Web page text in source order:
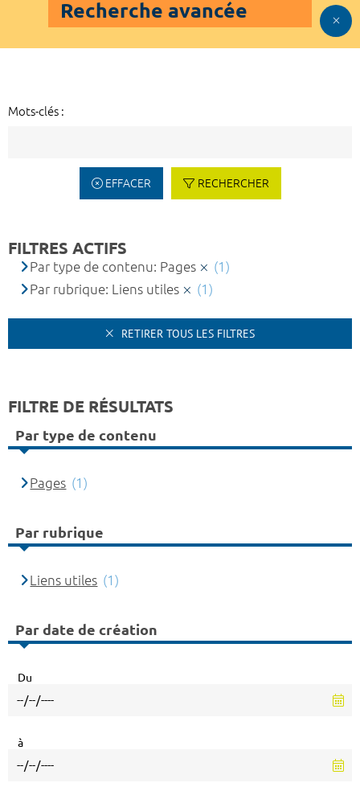
Recherche avancée
Mots-clés :
EFFACER RECHERCHER
FILTRES ACTIFS
Par type de contenu: Pages
(1)
Par rubrique: Liens utiles
(1)
RETIRER TOUS LES FILTRES
FILTRE DE RÉSULTATS
Par type de contenu
Pages (1)
Par rubrique
Liens utiles (1)
Par date de création
Du
à